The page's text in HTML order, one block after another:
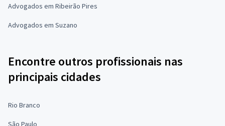
Advogados em Ribeirão Pires
Advogados em Suzano
Encontre outros profissionais nas
principais cidades
Rio Branco
São Paulo